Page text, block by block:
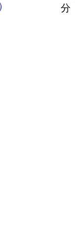
分